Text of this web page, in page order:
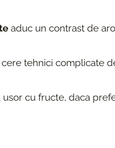
aduc un contrast de
cere tehnici complicate
usor cu fructe, daca